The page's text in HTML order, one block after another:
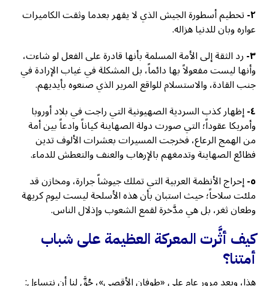
٢- تحطيم أسطورة الجيش الذي لا يقهر بعدما وثقت الكاميرات
عواره وبان للدنيا هزاله.
٣- رد الثقة إلى الأمة المسلمة بأنها قادرة على الفعل لو شاءت،
وأنها ليست مفعولاً بها دائماً، بل المشكلة في غياب الإرادة في
جنب القادة، والاستسلام للواقع المرير الذي صنعوه بأيديهم.
٤- إظهار كذب السردية الصهيونية التي راجت في بلاد أوروبا
وأمريكا عقوداً؛ التي صورت دولة الصهاينة كياناً وادعاً بين أمة
من الهمج الرعاع، فخرجت المسيرات بعشرات الألوف تدين
فظائع الصهاينة وتدمغهم بالإرهاب والعنف والتعطش للدماء.
٥- إحراج الأنظمة العربية التي تملك جيوشاً جرارة، ومخازن قد
ملئت سلاحاً؛ حيث استبان بأن هذه الأسلحة ليست ليوم كريهة
وطعان ثغر، بل هي مدَّخرة لقمع الشعوب وإذلال الناس.
كيف أثَّرت المعركة العظيمة على شباب
أمتنا؟